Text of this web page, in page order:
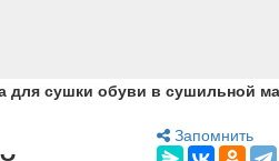
для сушки обуви в сушильной
Запомнить